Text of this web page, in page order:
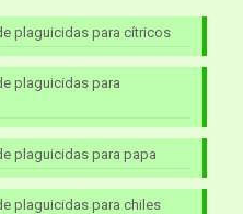
plaguicidas para cítricos
plaguicidas para
plaguicidas para papa
plaguicidas para chiles